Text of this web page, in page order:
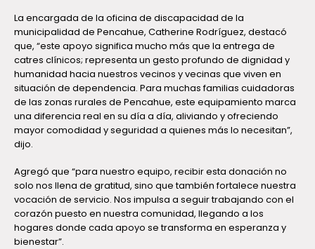
La encargada de la oficina de discapacidad de la
municipalidad de Pencahue, Catherine Rodríguez, destacó
que, “este apoyo significa mucho más que la entrega de
catres clínicos; representa un gesto profundo de dignidad y
humanidad hacia nuestros vecinos y vecinas que viven en
situación de dependencia. Para muchas familias cuidadoras
de las zonas rurales de Pencahue, este equipamiento marca
una diferencia real en su día a día, aliviando y ofreciendo
mayor comodidad y seguridad a quienes más lo necesitan”,
dijo.
Agregó que “para nuestro equipo, recibir esta donación no
solo nos llena de gratitud, sino que también fortalece nuestra
vocación de servicio. Nos impulsa a seguir trabajando con el
corazón puesto en nuestra comunidad, llegando a los
hogares donde cada apoyo se transforma en esperanza y
bienestar”.